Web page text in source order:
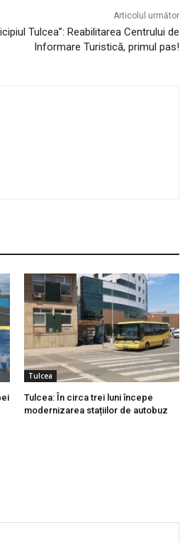
Articolul următor
Tulcea”: Reabilitarea Centrului de
Informare Turistică, primul pas!
Tulcea
Tulcea: În circa trei luni începe
modernizarea stațiilor de autobuz